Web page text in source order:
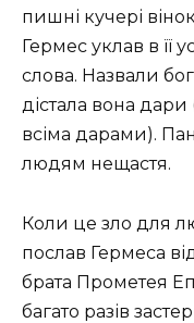
пишні кучері
Гермес уклав в її
слова. Назвали
дістала вона
всіма дарами).
людям нещастя.
Коли це зло для
послав Гермеса
брата Прометея
багато разів